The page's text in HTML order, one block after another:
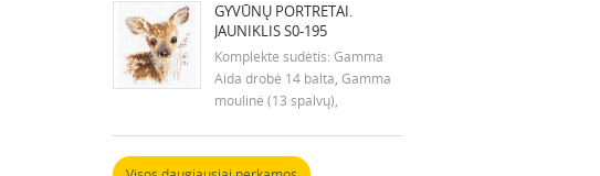
GYVŪNŲ PORTRETAI.
JAUNIKLIS S0-195
Komplekte sudėtis: Gamma
Aida drobė 14 balta, Gamma
moulinė (13 spalvų),